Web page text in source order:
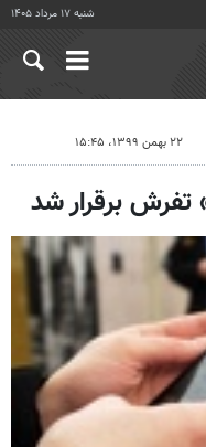
شنبه ۱۷ مرداد ۱۴۰۵
۲۲ بهمن ۱۳۹۹، ۱۵:۴۵